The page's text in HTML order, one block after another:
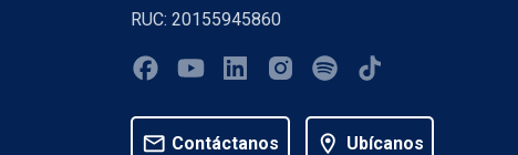
RUC: 20155945860
mail Contáctanos location_on Ubícanos